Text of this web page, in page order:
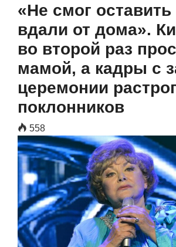
«Не смог оставить
вдали от дома».
во второй раз
мамой, а кадры с
церемонии
поклонников
558